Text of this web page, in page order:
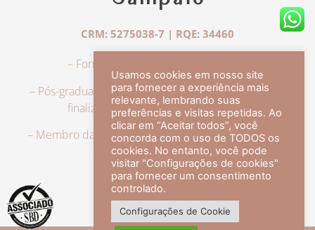
CRM: 5275038-7 | RQE: 34460
– Formação em Medicina pela UFRJ.
– Pós-graduação em Dermatologia pela UFRJ, tendo
finalizado a especialização em 2007.
– Membro da Sociedade Brasileira de Dermatologia,
com título de especialista.
veja mais +
Usamos cookies em nosso site
para fornecer a experiência mais
relevante, lembrando suas
preferências e visitas repetidas. Ao
clicar em “Aceitar todos”, você
concorda com o uso de TODOS os
cookies. No entanto, você pode
visitar "Configurações de cookies"
para fornecer um consentimento
controlado.
Configurações de Cookie